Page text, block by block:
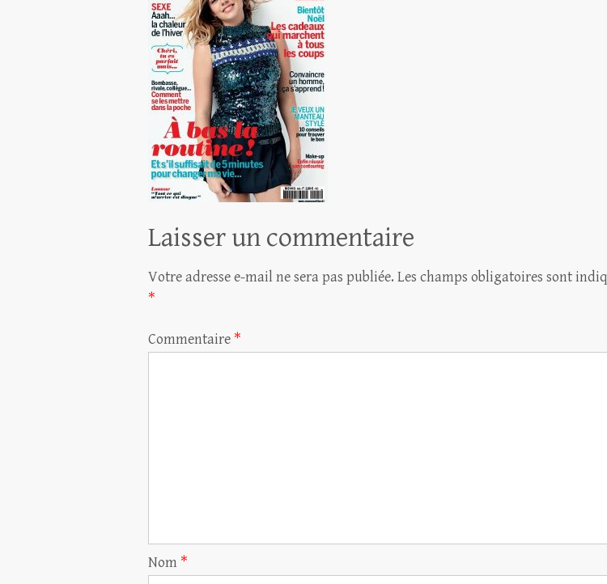
Laisser un commentaire
Votre adresse e-mail ne sera pas publiée. Les champs obligatoires sont
*
Commentaire *
Nom *